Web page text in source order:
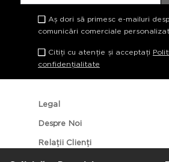
Aș dori să primesc e-mailuri
comunicări comerciale
Citiți cu atenție și acceptați
confidențialitate
Legal
Despre Noi
Relații Clienți